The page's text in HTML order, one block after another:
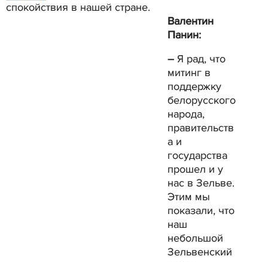
спокойствия в нашей стране.
Валентин
Панин:
– Я рад, что
митинг в
поддержку
белорусского
народа,
правительств
а и
государства
прошел и у
нас в Зельве.
Этим мы
показали, что
наш
небольшой
Зельвенский